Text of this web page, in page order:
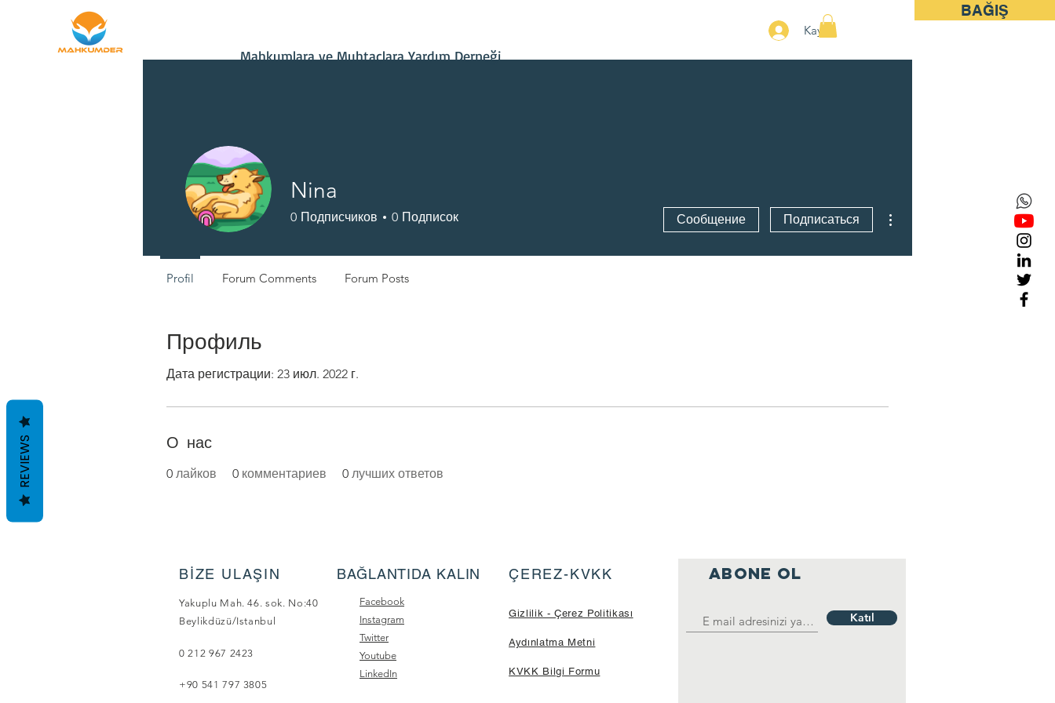
BAĞIŞ
Kayıt
Mahkumlara ve Muhtaçlara Yardım Derneği
Профиль
Дата регистрации: 23 июл. 2022 г.
О нас
0 лайков 0 комментариев 0 лучших ответов
Nina
0 Подписчиков 0 Подписок Сообщение Подписаться
Profil Forum Comments Forum Posts
BİZE ULAŞIN
Yakuplu Mah. 46. sok. No:40
Beylikdüzü/Istanbul
0 212 967 2423
+90 541 797 3805
BAĞLANTIDA KALIN
Facebook
Instagram
Twitter
Youtube
LinkedIn
ABONE OL
Katıl
ÇEREZ-KVKK
Gizlilik - Çerez Politikası
Aydınlatma Metni
KVKK Bilgi Formu
REVIEWS